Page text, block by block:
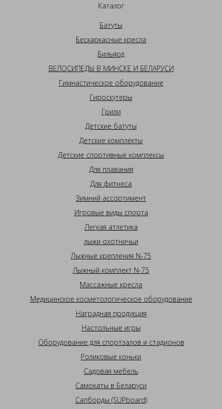
Каталог
Батуты
Бескаркасные кресла
Бильярд
ВЕЛОСИПЕДЫ В МИНСКЕ И БЕЛАРУСИ
Гимнастическое оборудование
Гироскутеры
Грили
Детские батуты
Детские комплекты
Детские спортивные комплексы
Для плавания
Для фитнеса
Зимний ассортимент
Игровые виды спорта
Легкая атлетика
лыжи охотничьи
Лыжные крепления N-75
Лыжный комплект N-75
Массажные кресла
Медицинское косметологическое оборудование
Наградная продукция
Настольные игры
Оборудование для спортзалов и стадионов
Роликовые коньки
Садовая мебель
Самокаты в Беларуси
Сапборды (SUPboard)